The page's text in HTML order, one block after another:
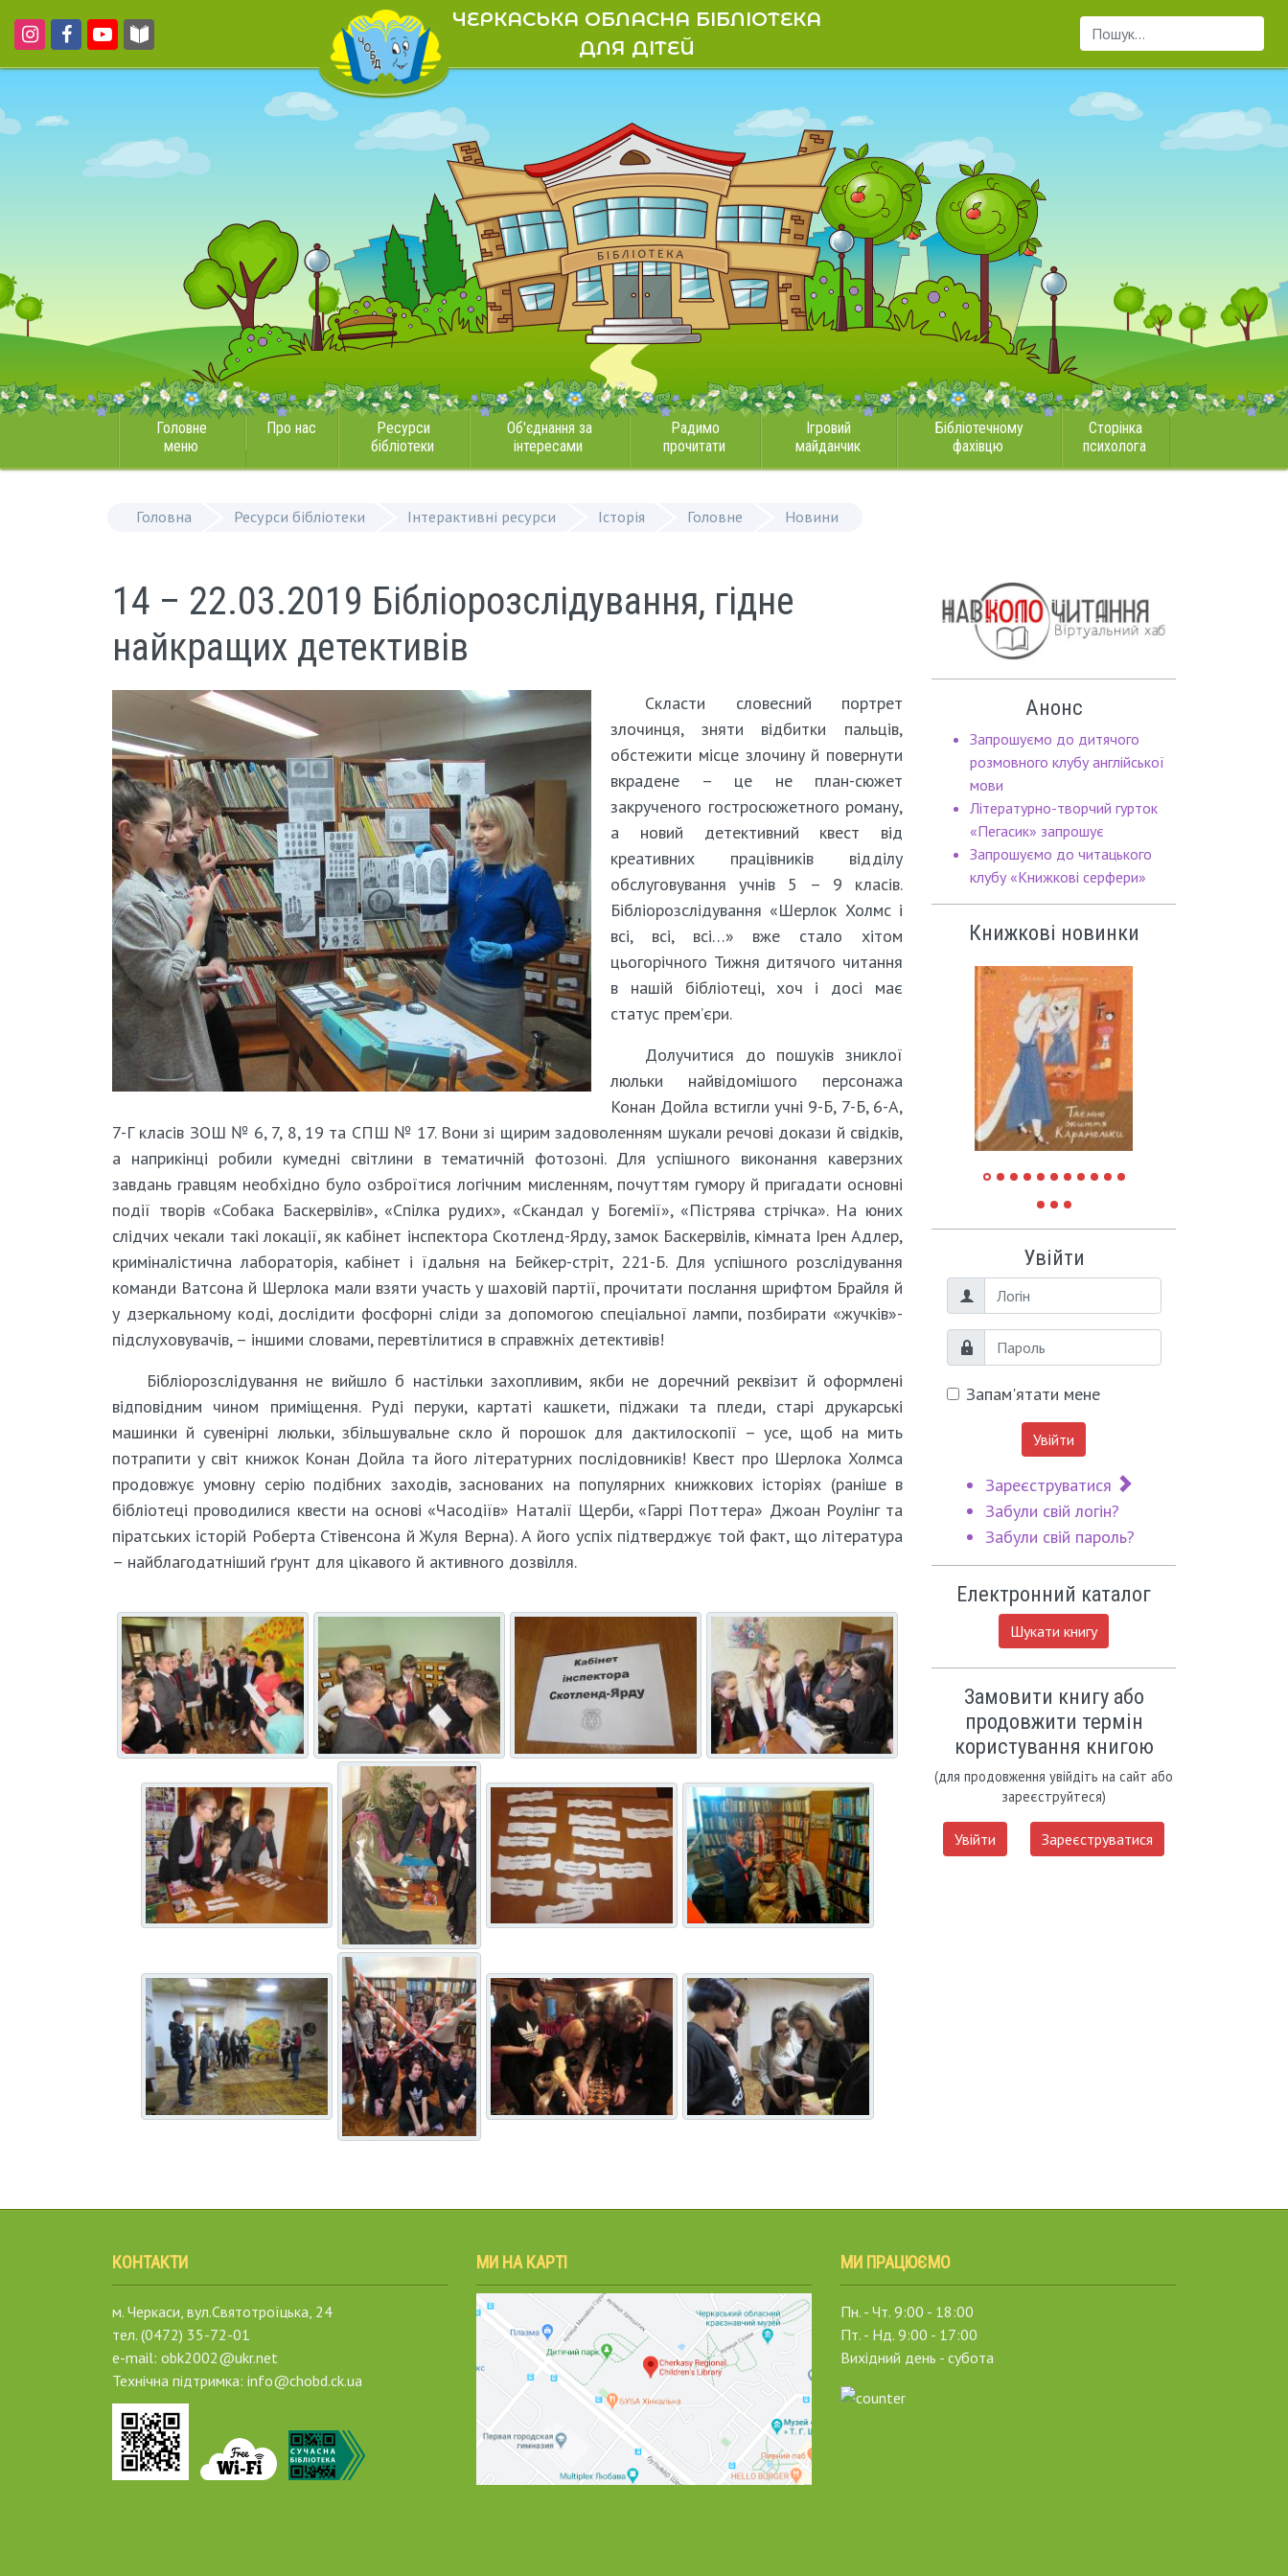
ЧЕРКАСЬКА ОБЛАСНА БІБЛІОТЕКА
ДЛЯ ДІТЕЙ
Пошук...
Головне
меню
Про нас
Ресурси
бібліотеки
Об'єднання за
інтересами
Радимо
прочитати
Ігровий
майданчик
Бібліотечному
фахівцю
Сторінка
психолога
Головна Ресурси бібліотеки Інтерактивні ресурси Історія Головне Новини
14 – 22.03.2019 Бібліорозслідування, гідне
найкращих детективів
Скласти словесний портрет
злочинця, зняти відбитки пальців,
обстежити місце злочину й повернути
вкрадене – це не план-сюжет
закрученого гостросюжетного роману,
а новий детективний квест від
креативних працівників відділу
обслуговування учнів 5 – 9 класів.
Бібліорозслідування «Шерлок Холмс і
всі, всі, всі…» вже стало хітом
цьогорічного Тижня дитячого читання
в нашій бібліотеці, хоч і досі має
статус прем’єри.
Долучитися до пошуків зниклої
люльки найвідомішого персонажа
Конан Дойла встигли учні 9-Б, 7-Б, 6-А,
7-Г класів ЗОШ № 6, 7, 8, 19 та СПШ № 17. Вони зі щирим задоволенням шукали речові докази й свідків,
а наприкінці робили кумедні світлини в тематичній фотозоні. Для успішного виконання каверзних
завдань гравцям необхідно було озброїтися логічним мисленням, почуттям гумору й пригадати основні
події творів «Собака Баскервілів», «Спілка рудих», «Скандал у Богемії», «Пістрява стрічка». На юних
слідчих чекали такі локації, як кабінет інспектора Скотленд-Ярду, замок Баскервілів, кімната Ірен Адлер,
криміналістична лабораторія, кабінет і їдальня на Бейкер-стріт, 221-Б. Для успішного розслідування
команди Ватсона й Шерлока мали взяти участь у шаховій партії, прочитати послання шрифтом Брайля й
у дзеркальному коді, дослідити фосфорні сліди за допомогою спеціальної лампи, позбирати «жучків»-
підслуховувачів, – іншими словами, перевтілитися в справжніх детективів!
Бібліорозслідування не вийшло б настільки захопливим, якби не доречний реквізит й оформлені
відповідним чином приміщення. Руді перуки, картаті кашкети, піджаки та пледи, старі друкарські
машинки й сувенірні люльки, збільшувальне скло й порошок для дактилоскопії – усе, щоб на мить
потрапити у світ книжок Конан Дойла та його літературних послідовників! Квест про Шерлока Холмса
продовжує умовну серію подібних заходів, заснованих на популярних книжкових історіях (раніше в
бібліотеці проводилися квести на основі «Часодіїв» Наталії Щерби, «Гаррі Поттера» Джоан Роулінг та
піратських історій Роберта Стівенсона й Жуля Верна). А його успіх підтверджує той факт, що література
– найблагодатніший ґрунт для цікавого й активного дозвілля.
Анонс
Запрошуємо до дитячого
розмовного клубу англійської
мови
Літературно-творчий гурток
«Пегасик» запрошує
Запрошуємо до читацького
клубу «Книжкові серфери»
Книжкові новинки
Увійти
Логін
Пароль
Запам'ятати мене
Увійти
Зареєструватися
Забули свій логін?
Забули свій пароль?
Електронний каталог
Шукати книгу
Замовити книгу або
продовжити термін
користування книгою
(для продовження увійдіть на сайт або
зареєструйтеся)
Увійти Зареєструватися
КОНТАКТИ
м. Черкаси, вул.Святотроїцька, 24
тел. (0472) 35-72-01
e-mail: obk2002@ukr.net
Технічна підтримка: info@chobd.ck.ua
МИ НА КАРТІ МИ ПРАЦЮЄМО
Пн. - Чт. 9:00 - 18:00
Пт. - Нд. 9:00 - 17:00
Вихідний день - субота